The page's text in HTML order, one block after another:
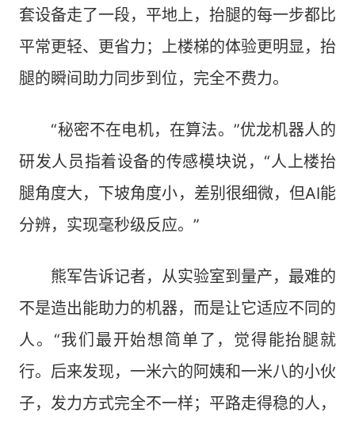
套设备走了一段，平地上，抬腿的每一步都比
平常更轻、更省力；上楼梯的体验更明显，抬
腿的瞬间助力同步到位，完全不费力。
“秘密不在电机，在算法。”优龙机器人的
研发人员指着设备的传感模块说，“人上楼抬
腿角度大，下坡角度小，差别很细微，但AI能
分辨，实现毫秒级反应。”
熊军告诉记者，从实验室到量产，最难的
不是造出能助力的机器，而是让它适应不同的
人。“我们最开始想简单了，觉得能抬腿就
行。后来发现，一米六的阿姨和一米八的小伙
子，发力方式完全不一样；平路走得稳的人，